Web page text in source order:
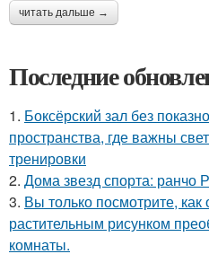
читать дальше →
Последние
1. Боксёрский зал без
пространства, где важны
тренировки
2. Дома звезд спорта: ранчо
3. Вы только посмотрите,
растительным рисунком
комнаты.